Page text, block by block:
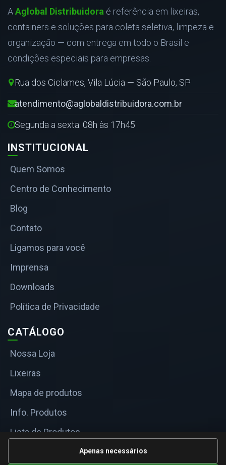
AAglobal Distribuidora é referência em lixeiras,
containers e soluções para coleta seletiva, limpeza e
organização — com entrega em todo o Brasil e
condições especiais para empresas.
Rua dos Ciclames, Vila Lúcia — São Paulo, SP
atendimento@aglobaldistribuidora.com.br
Segunda a sexta: 08h às 17h45
INSTITUCIONAL
Quem Somos
Centro de Conhecimento
Blog
Contato
Ligamos para você
Imprensa
Downloads
Política de Privacidade
CATÁLOGO
Nossa Loja
Lixeiras
Mapa de produtos
Info. Produtos
Lista de Produtos
Informações TécnicasApenas necessários